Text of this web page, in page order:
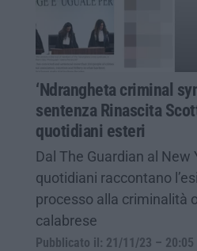
‘Ndrangheta criminal
sentenza Rinascita
quotidiani esteri
Dal The Guardian al New
quotidiani raccontano
processo alla criminalità
calabrese
Pubblicato il: 21/11/23 – 20:05